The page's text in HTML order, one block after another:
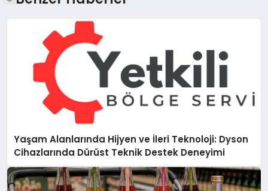
Yaşam Alanlarında Hijyen ve İleri Teknoloji: Dyson
Cihazlarında Dürüst Teknik Destek Deneyimi